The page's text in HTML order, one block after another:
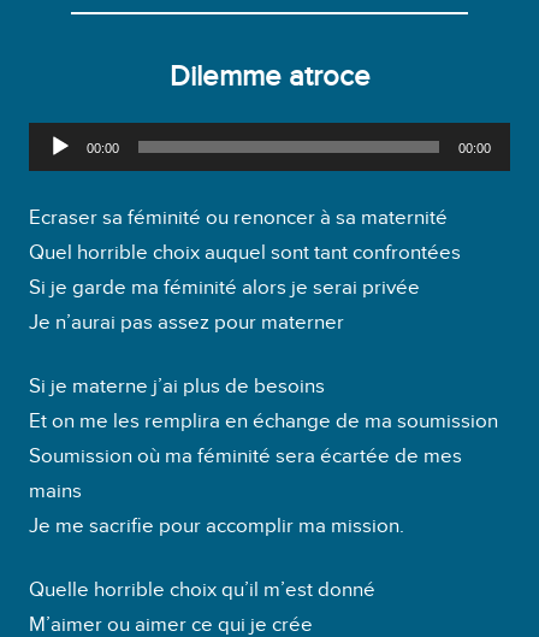
Dilemme atroce
e
c
t
e
u
a
u
d
i
o
00:00 00:00
Ecraser sa féminité ou renoncer à sa maternité
Quel horrible choix auquel sont tant confrontées
Si je garde ma féminité alors je serai privée
Je n’aurai pas assez pour materner
Si je materne j’ai plus de besoins
Et on me les remplira en échange de ma soumission
Soumission où ma féminité sera écartée de mes
mains
Je me sacrifie pour accomplir ma mission.
Quelle horrible choix qu’il m’est donné
M’aimer ou aimer ce qui je crée